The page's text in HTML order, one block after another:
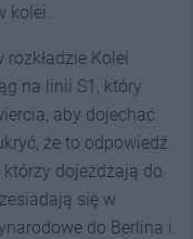
kolei.
Kolei
na linii S1, który
aby dojechać
że to odpowiedź
dojeżdżają do
się w
do Berlina i